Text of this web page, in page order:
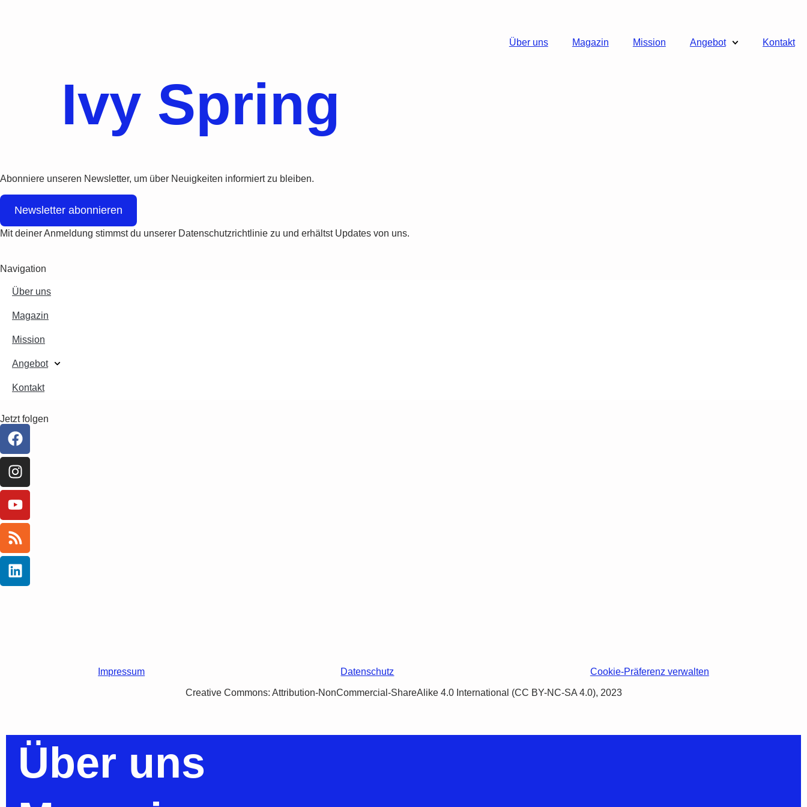
Über uns Magazin Mission Angebot Kontakt
Ivy Spring
Abonniere unseren Newsletter, um über Neuigkeiten informiert zu bleiben.
Newsletter abonnieren
Mit deiner Anmeldung stimmst du unserer Datenschutzrichtlinie zu und erhältst Updates von uns.
Navigation
Über uns
Magazin
Mission
Angebot
Kontakt
Jetzt folgen
Impressum Datenschutz Cookie-Präferenz verwalten
Creative Commons: Attribution-NonCommercial-ShareAlike 4.0 International (CC BY-NC-SA 4.0), 2023
Über uns